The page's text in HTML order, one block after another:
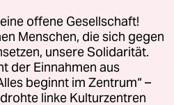
GmbH
Fragen oder für Genehmigungen
Kommune-Richtlinien
offene Gesellschaft!
Menschen, die sich gegen
unsere Solidarität.
der Einnahmen aus
beginnt im Zentrum“ –
linke Kulturzentren